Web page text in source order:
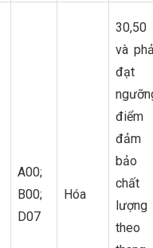
A00;
B00;
D07
Hóa
30,50
và
đạt
điểm
đảm
bảo
chất
lượng
theo